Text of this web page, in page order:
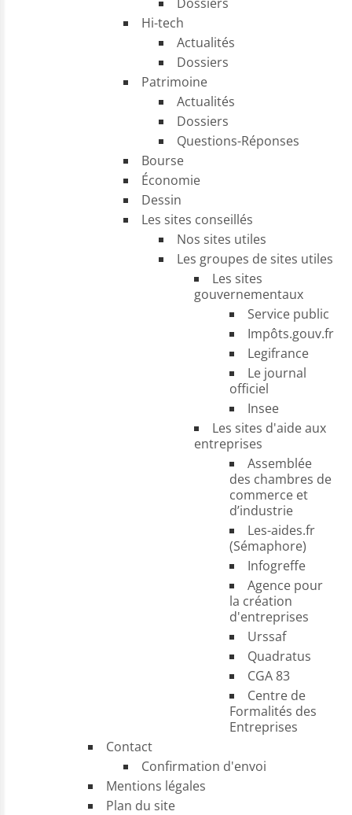
Hi-tech
Actualités
Dossiers
Patrimoine
Actualités
Dossiers
Questions-Réponses
Bourse
Économie
Dessin
Les sites conseillés
Nos sites utiles
Les groupes de sites utiles
Les sites
gouvernementaux
Service public
Impôts.gouv.fr
Legifrance
Le journal
officiel
Insee
Les sites d'aide aux
entreprises
Assemblée
des chambres de
commerce et
d’industrie
Les-aides.fr
(Sémaphore)
Infogreffe
Agence pour
la création
d'entreprises
Urssaf
Quadratus
CGA 83
Centre de
Formalités des
Entreprises
Contact
Confirmation d'envoi
Mentions légales
Plan du site